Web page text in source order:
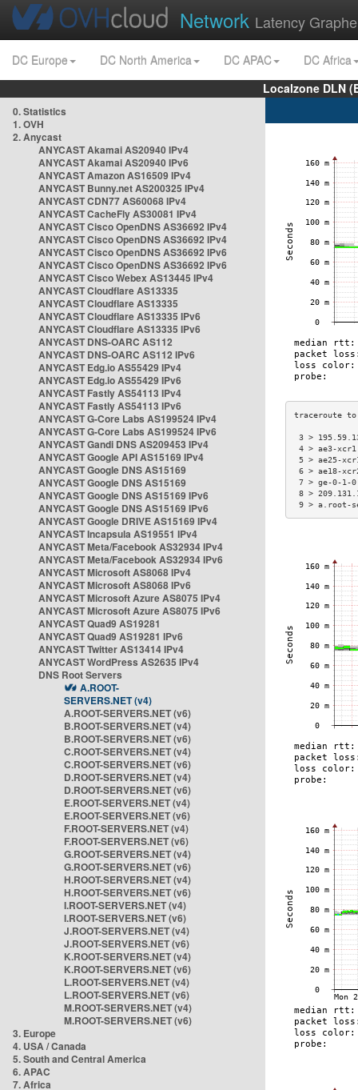
Network Latency
DC Europe DC North America DC APAC
DC Africa
Localzone DLN
0. Statistics
1. OVH
2. Anycast
ANYCAST Akamai AS20940 IPv4
ANYCAST Akamai AS20940 IPv6
ANYCAST Amazon AS16509 IPv4
ANYCAST Bunny.net AS200325 IPv4
ANYCAST CDN77 AS60068 IPv4
ANYCAST CacheFly AS30081 IPv4
ANYCAST Cisco OpenDNS AS36692 IPv4
ANYCAST Cisco OpenDNS AS36692 IPv4
ANYCAST Cisco OpenDNS AS36692 IPv6
ANYCAST Cisco OpenDNS AS36692 IPv6
ANYCAST Cisco Webex AS13445 IPv4
ANYCAST Cloudflare AS13335
ANYCAST Cloudflare AS13335
ANYCAST Cloudflare AS13335 IPv6
ANYCAST Cloudflare AS13335 IPv6
ANYCAST DNS-OARC AS112
ANYCAST DNS-OARC AS112 IPv6
ANYCAST Edg.io AS55429 IPv4
ANYCAST Edg.io AS55429 IPv6
ANYCAST Fastly AS54113 IPv4
ANYCAST Fastly AS54113 IPv6
ANYCAST G-Core Labs AS199524 IPv4
ANYCAST G-Core Labs AS199524 IPv6
ANYCAST Gandi DNS AS209453 IPv4
ANYCAST Google API AS15169 IPv4
ANYCAST Google DNS AS15169
ANYCAST Google DNS AS15169
ANYCAST Google DNS AS15169 IPv6
ANYCAST Google DNS AS15169 IPv6
ANYCAST Google DRIVE AS15169 IPv4
ANYCAST Incapsula AS19551 IPv4
ANYCAST Meta/Facebook AS32934 IPv4
ANYCAST Meta/Facebook AS32934 IPv6
ANYCAST Microsoft AS8068 IPv4
ANYCAST Microsoft AS8068 IPv6
ANYCAST Microsoft Azure AS8075 IPv4
ANYCAST Microsoft Azure AS8075 IPv6
ANYCAST Quad9 AS19281
ANYCAST Quad9 AS19281 IPv6
ANYCAST Twitter AS13414 IPv4
ANYCAST WordPress AS2635 IPv4
DNS Root Servers
A.ROOT-
SERVERS.NET (v4)
A.ROOT-SERVERS.NET (v6)
B.ROOT-SERVERS.NET (v4)
B.ROOT-SERVERS.NET (v6)
C.ROOT-SERVERS.NET (v4)
C.ROOT-SERVERS.NET (v6)
D.ROOT-SERVERS.NET (v4)
D.ROOT-SERVERS.NET (v6)
E.ROOT-SERVERS.NET (v4)
E.ROOT-SERVERS.NET (v6)
F.ROOT-SERVERS.NET (v4)
F.ROOT-SERVERS.NET (v6)
G.ROOT-SERVERS.NET (v4)
G.ROOT-SERVERS.NET (v6)
H.ROOT-SERVERS.NET (v4)
H.ROOT-SERVERS.NET (v6)
I.ROOT-SERVERS.NET (v4)
I.ROOT-SERVERS.NET (v6)
J.ROOT-SERVERS.NET (v4)
J.ROOT-SERVERS.NET (v6)
K.ROOT-SERVERS.NET (v4)
K.ROOT-SERVERS.NET (v6)
L.ROOT-SERVERS.NET (v4)
L.ROOT-SERVERS.NET (v6)
M.ROOT-SERVERS.NET (v4)
M.ROOT-SERVERS.NET (v6)
3. Europe
4. USA / Canada
5. South and Central America
6. APAC
7. Africa
3 >
4 > ae3-
5 > ae25-
6 > ae18-
7 > ge-0-1-
8 >
9 >